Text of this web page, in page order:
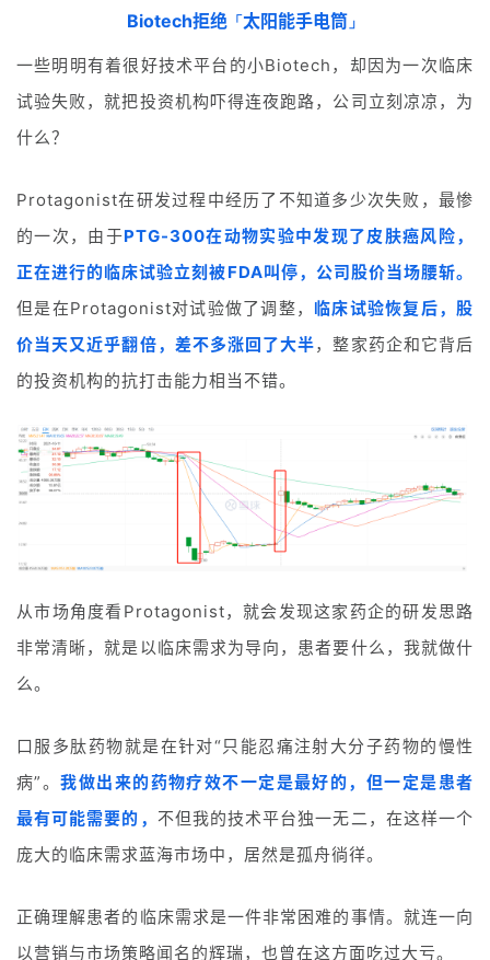
Biotech拒绝 「太阳能手电筒 」
一些明明有着很好技术平台的小Biotech，却因为一次临床
试验失败，就把投资机构吓得连夜跑路，公司立刻凉凉，为
什么？
Protagonist在研发过程中经历了不知道多少次失败，最惨
的一次，由于PTG-300在动物实验中发现了皮肤癌风险，
正在进行的临床试验立刻被FDA叫停，公司股价当场腰斩。
但是在Protagonist对试验做了调整， 临床试验恢复后，股
价当天又近乎翻倍，差不多涨回了大半，整家药企和它背后
的投资机构的抗打击能力相当不错。
从市场角度看Protagonist，就会发现这家药企的研发思路
非常清晰，就是以临床需求为导向，患者要什么，我就做什
么。
口服多肽药物就是在针对“只能忍痛注射大分子药物的慢性
病”。我做出来的药物疗效不一定是最好的，但一定是患者
最有可能需要的， 不但我的技术平台独一无二，在这样一个
庞大的临床需求蓝海市场中，居然是孤舟徜徉。
正确理解患者的临床需求是一件非常困难的事情。就连一向
以营销与市场策略闻名的辉瑞，也曾在这方面吃过大亏。